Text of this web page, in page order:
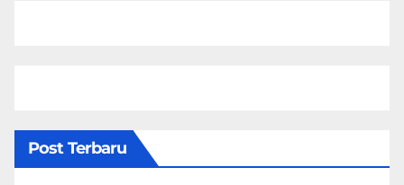
Post Terbaru